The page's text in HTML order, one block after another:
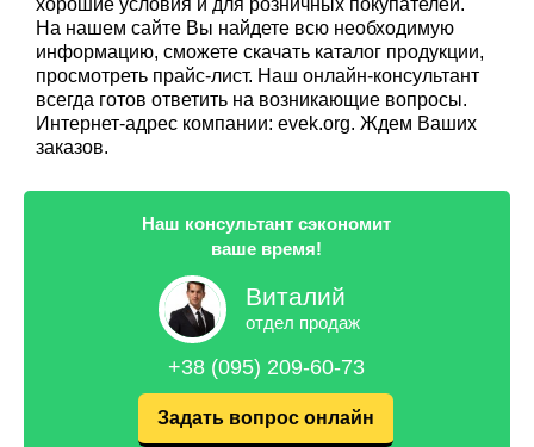
хорошие условия и для розничных покупателей.
На нашем сайте Вы найдете всю необходимую
информацию, сможете скачать каталог продукции,
просмотреть прайс-лист. Наш онлайн-консультант
всегда готов ответить на возникающие вопросы.
Интернет-адрес компании: evek.org. Ждем Ваших
заказов.
Наш консультант сэкономит
ваше время!
Виталий
отдел продаж
+38 (095) 209-60-73
Задать вопрос онлайн